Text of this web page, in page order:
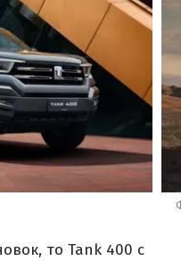
то Tank 400 с